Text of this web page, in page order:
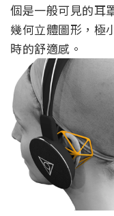
個是一般可見的耳
幾何立體圖形，極
時的舒適感。